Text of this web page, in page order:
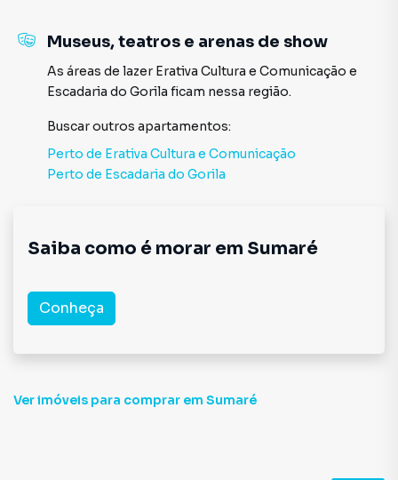
Museus, teatros e arenas de show
As áreas de lazer Erativa Cultura e Comunicação e
Escadaria do Gorila ficam nessa região.
Buscar outros apartamentos:
Perto de Erativa Cultura e Comunicação
Perto de Escadaria do Gorila
Saiba como é morar em Sumaré
Conheça
Ver imóveis para comprar em Sumaré